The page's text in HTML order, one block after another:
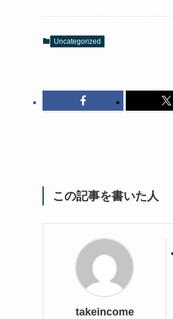
Uncategorized
この記事を書いた人
takeincome